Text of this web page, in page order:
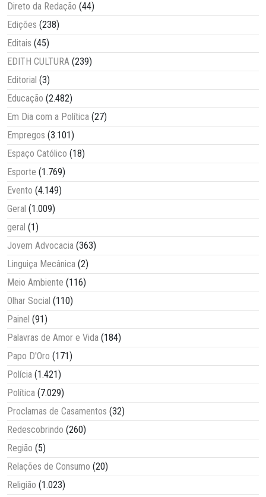
Direto da Redação (44)
Edições (238)
Editais (45)
EDITH CULTURA (239)
Editorial (3)
Educação (2.482)
Em Dia com a Política (27)
Empregos (3.101)
Espaço Católico (18)
Esporte (1.769)
Evento (4.149)
Geral (1.009)
geral (1)
Jovem Advocacia (363)
Linguiça Mecânica (2)
Meio Ambiente (116)
Olhar Social (110)
Painel (91)
Palavras de Amor e Vida (184)
Papo D'Oro (171)
Polícia (1.421)
Política (7.029)
Proclamas de Casamentos (32)
Redescobrindo (260)
Região (5)
Relações de Consumo (20)
Religião (1.023)